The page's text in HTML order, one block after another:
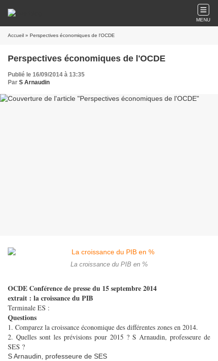
MENU
Accueil » Perspectives économiques de l'OCDE
Perspectives économiques de l'OCDE
Publié le 16/09/2014 à 13:35
Par S Arnaudin
La croissance du PIB en %
OCDE Conférence de presse du 15 septembre 2014
extrait : la croissance du PIB
Terminale ES :
Questions
1. Comparez la croissance économique des différentes zones en 2014.
2. Quelles sont les prévisions pour 2015 ? S Arnaudin, professeure de
SES ?
S Arnaudin, professeure de SES